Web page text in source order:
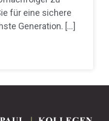
für eine sichere
Generation.